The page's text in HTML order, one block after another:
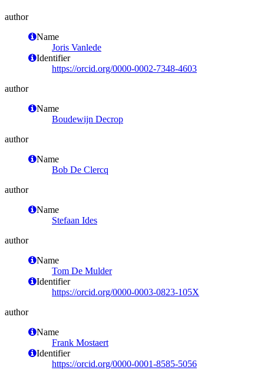
author
Name
Joris Vanlede
Identifier
https://orcid.org/0000-0002-7348-4603
author
Name
Boudewijn Decrop
author
Name
Bob De Clercq
author
Name
Stefaan Ides
author
Name
Tom De Mulder
Identifier
https://orcid.org/0000-0003-0823-105X
author
Name
Frank Mostaert
Identifier
https://orcid.org/0000-0001-8585-5056